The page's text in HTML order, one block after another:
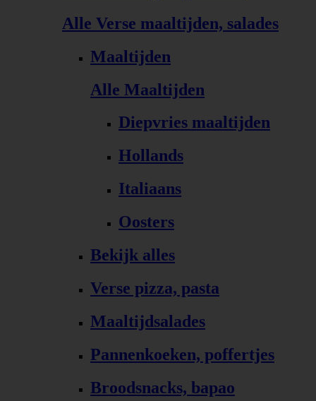
Alle Verse maaltijden, salades
Maaltijden
Alle Maaltijden
Diepvries maaltijden
Hollands
Italiaans
Oosters
Bekijk alles
Verse pizza, pasta
Maaltijdsalades
Pannenkoeken, poffertjes
Broodsnacks, bapao